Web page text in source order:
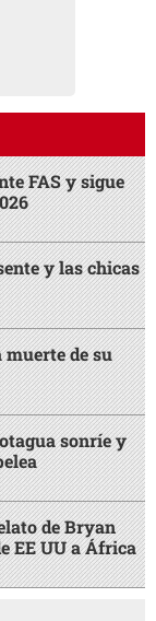
FAS y sigue
y las chicas
de su
sonríe y
de Bryan
EE UU a África